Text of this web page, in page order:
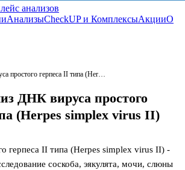
анализов
АнализыCheckUP и КомплексыАкцииО
ДНК вируса простого герпеса II типа (Herpes simplex virus II)
ДНК вируса простого
(Herpes simplex virus II)
герпеса II типа (Herpes simplex virus II) -
соскоба, эякулята, мочи, слюны